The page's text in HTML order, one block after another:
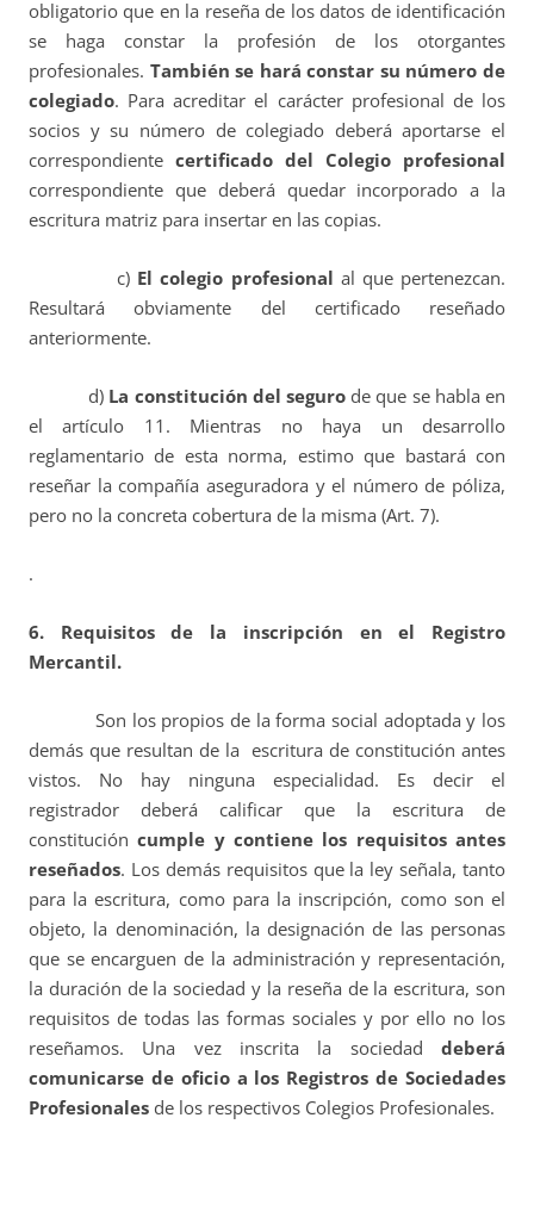
obligatorio que en la reseña de los datos de identificación
se haga constar la profesión de los otorgantes
profesionales. También se hará constar su número de
colegiado. Para acreditar el carácter profesional de los
socios y su número de colegiado deberá aportarse el
correspondiente certificado del Colegio profesional
correspondiente que deberá quedar incorporado a la
escritura matriz para insertar en las copias.
c) El colegio profesional al que pertenezcan.
Resultará obviamente del certificado reseñado
anteriormente.
d) La constitución del seguro de que se habla en
el artículo 11. Mientras no haya un desarrollo
reglamentario de esta norma, estimo que bastará con
reseñar la compañía aseguradora y el número de póliza,
pero no la concreta cobertura de la misma (Art. 7).
.
6. Requisitos de la inscripción en el Registro
Mercantil.
Son los propios de la forma social adoptada y los
demás que resultan de la escritura de constitución antes
vistos. No hay ninguna especialidad. Es decir el
registrador deberá calificar que la escritura de
constitucióncumple y contiene los requisitos antes
reseñados. Los demás requisitos que la ley señala, tanto
para la escritura, como para la inscripción, como son el
objeto, la denominación, la designación de las personas
que se encarguen de la administración y representación,
la duración de la sociedad y la reseña de la escritura, son
requisitos de todas las formas sociales y por ello no los
reseñamos. Una vez inscrita la sociedad deberá
comunicarse de oficio a los Registros de Sociedades
Profesionales de los respectivos Colegios Profesionales.